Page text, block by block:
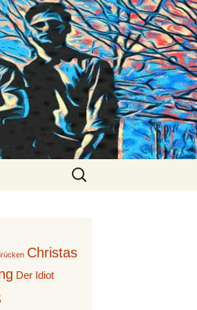
Suche
nach:
Christas
Der Idiot